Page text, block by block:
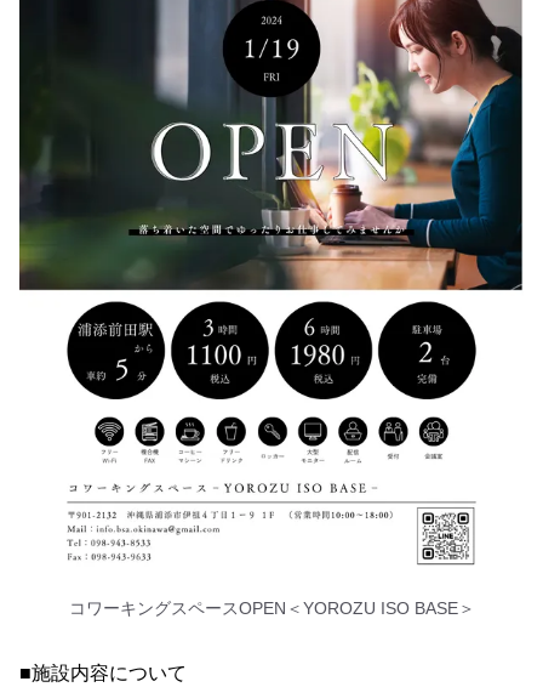
コワーキングスペースOPEN＜YOROZU ISO BASE＞
■施設内容について